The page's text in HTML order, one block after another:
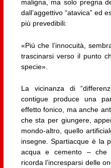
maligna, ma solo pregna
dall’aggettivo “atavica” ed
più prevedibili:
«Piú che l’innocuità,
trascinarsi verso il punto
specie».
La vicinanza di
contigue produce una
effetto fonico, ma anche
che sta per giungere,
mondo-altro, quello
insegne. Spartiacque è la
acqua e cemento – che
ricorda l’incresparsi delle